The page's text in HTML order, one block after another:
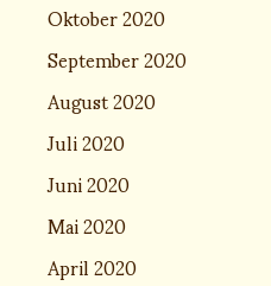
Oktober 2020
September 2020
August 2020
Juli 2020
Juni 2020
Mai 2020
April 2020